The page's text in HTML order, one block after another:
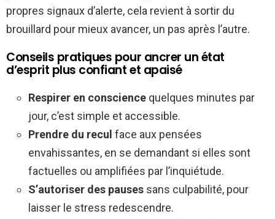
propres signaux d’alerte, cela revient à sortir du
brouillard pour mieux avancer, un pas après l’autre.
Conseils pratiques pour ancrer un état
d’esprit plus confiant et apaisé
Respirer en conscience quelques minutes par
jour, c’est simple et accessible.
Prendre du recul face aux pensées
envahissantes, en se demandant si elles sont
factuelles ou amplifiées par l’inquiétude.
S’autoriser des pauses sans culpabilité, pour
laisser le stress redescendre.